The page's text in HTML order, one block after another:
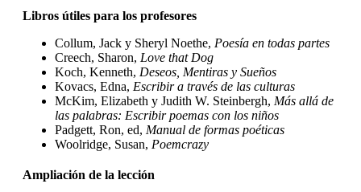
Libros útiles para los profesores
Collum, Jack y Sheryl Noethe, Poesía en todas partes
Creech, Sharon, Love that Dog
Koch, Kenneth, Deseos, Mentiras y Sueños
Kovacs, Edna, Escribir a través de las culturas
McKim, Elizabeth y Judith W. Steinbergh, Más allá de
las palabras: Escribir poemas con los niños
Padgett, Ron, ed, Manual de formas poéticas
Woolridge, Susan, Poemcrazy
Ampliación de la lección